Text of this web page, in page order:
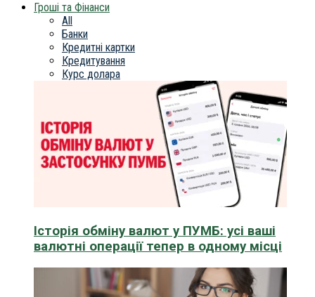
Гроші та Фінанси
All
Банки
Кредитні картки
Кредитування
Курс долара
Історія обміну валют у ПУМБ: усі ваші
валютні операції тепер в одному місці